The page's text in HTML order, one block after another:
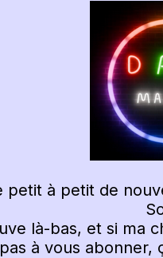
petit à petit de
là-bas, et si ma
pas à vous abonner,